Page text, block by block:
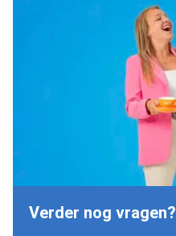
Verder nog vragen?